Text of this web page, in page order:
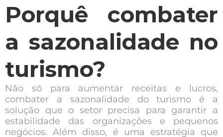
Porquê combater
a sazonalidade no
turismo?
Não só para aumentar receitas e lucros,
combater a sazonalidade do turismo é a
solução que o setor precisa para garantir a
estabilidade das organizações e pequenos
negócios. Além disso, é uma estratégia que